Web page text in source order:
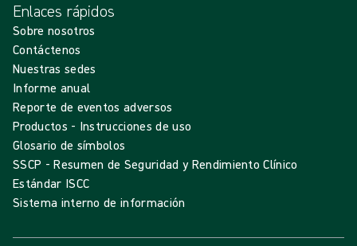
Enlaces rápidos
Sobre nosotros
Contáctenos
Nuestras sedes
Informe anual
Reporte de eventos adversos
Productos - Instrucciones de uso
Glosario de símbolos
SSCP - Resumen de Seguridad y Rendimiento Clínico
Estándar ISCC
Sistema interno de información